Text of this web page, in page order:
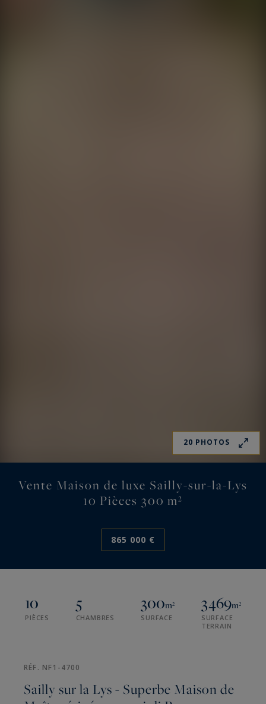
20 PHOTOS
Vente Maison de luxe Sailly-sur-la-Lys
10 Pièces 300 m²
865 000 €
10
PIÈCES
5
CHAMBRES
300m²
SURFACE
3469m²
SURFACE
TERRAIN
RÉF. NF1-4700
Sailly sur la Lys - Superbe Maison de